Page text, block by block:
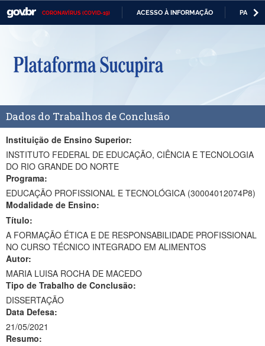
CORONAVÍRUS (COVID-19) ACESSO À INFORMAÇÃO
Casa Civil
Ministério da Defesa
Ministério da Economia
Ministério da Infraestrutura
Ministério da Agricultura, Pecuária e Abastecimento
Ministério da Educação
Ministério da Cidadania
Ministério da Saúde
Ministério de Minas e Energia
Ministério da Ciência, Tecnologia, Inovações e Comunicações
Ministério do Meio Ambiente
Ministério do Turismo
Dados do Trabalhos de Conclusão
Instituição de Ensino Superior:
INSTITUTO FEDERAL DE EDUCAÇÃO, CIÊNCIA E TECNOLOGIA
DO RIO GRANDE DO NORTE
Programa:
EDUCAÇÃO PROFISSIONAL E TECNOLÓGICA (30004012074P8)
Modalidade de Ensino:
Título:
A FORMAÇÃO ÉTICA E DE RESPONSABILIDADE PROFISSIONAL
NO CURSO TÉCNICO INTEGRADO EM ALIMENTOS
Autor:
MARIA LUISA ROCHA DE MACEDO
Tipo de Trabalho de Conclusão:
DISSERTAÇÃO
Data Defesa:
21/05/2021
Resumo: